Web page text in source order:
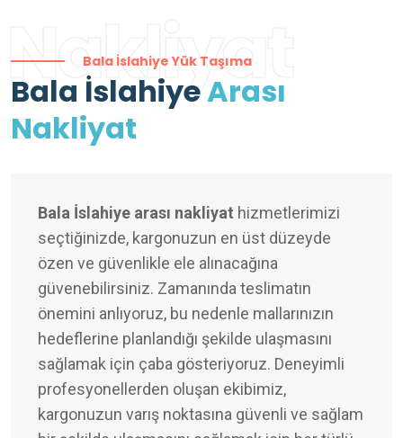
Nakliyat
Bala İslahiye Yük Taşıma
Bala İslahiyeArası
Nakliyat
Bala İslahiye arası nakliyat hizmetlerimizi
seçtiğinizde, kargonuzun en üst düzeyde
özen ve güvenlikle ele alınacağına
güvenebilirsiniz. Zamanında teslimatın
önemini anlıyoruz, bu nedenle mallarınızın
hedeflerine planlandığı şekilde ulaşmasını
sağlamak için çaba gösteriyoruz. Deneyimli
profesyonellerden oluşan ekibimiz,
kargonuzun varış noktasına güvenli ve sağlam